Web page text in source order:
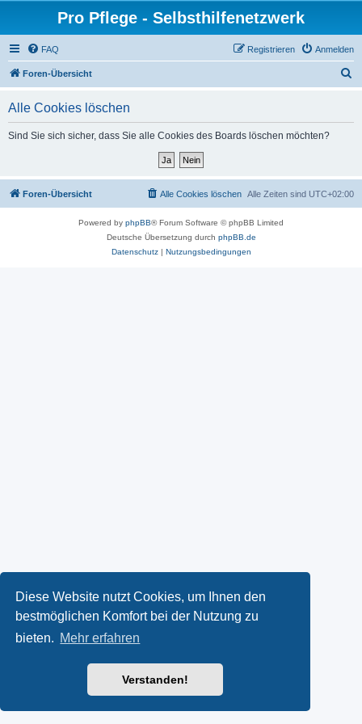
Diese Website nutzt Cookies, um Ihnen den
bestmöglichen Komfort bei der Nutzung zu
bieten. Mehr erfahren
Verstanden!
Pro Pflege - Selbsthilfenetzwerk
FAQ Anmelden
Registrieren
Foren-Übersicht
Alle Cookies löschen
Sind Sie sich sicher, dass Sie alle Cookies des Boards löschen möchten?
Foren-Übersicht Alle Zeiten sind UTC+02:00
Alle Cookies löschen
Powered by phpBB® Forum Software © phpBB Limited
Deutsche Übersetzung durch phpBB.de
Datenschutz| Nutzungsbedingungen